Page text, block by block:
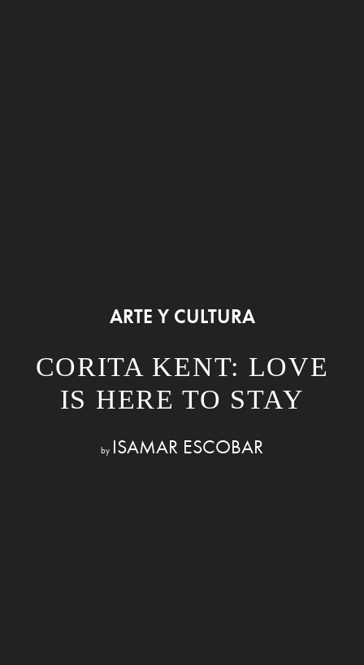
ARTE Y CULTURA
CORITA KENT: LOVE
IS HERE TO STAY
by ISAMAR ESCOBAR